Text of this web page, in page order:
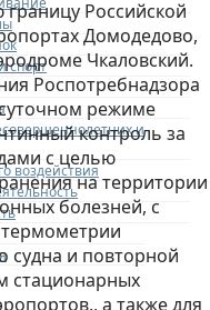
спорт
и
воздействия
границу Российской
Домодедово,
Чкаловский.
Роспотребнадзора
режиме
контроль за
с целью
на территории
болезней, с
судна и повторной
стационарных
а также для